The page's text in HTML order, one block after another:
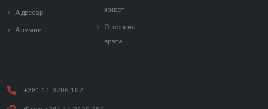
Адресар
Алумни
живот
Отворена
врата
+381 11 3206 102